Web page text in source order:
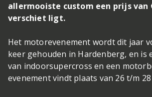
allermooiste custom een prijs van
verschiet ligt.
Het motorevenement wordt dit jaar
keer gehouden in Hardenberg, en is
van indoorsupercross en een
evenement vindt plaats van 26 t/m